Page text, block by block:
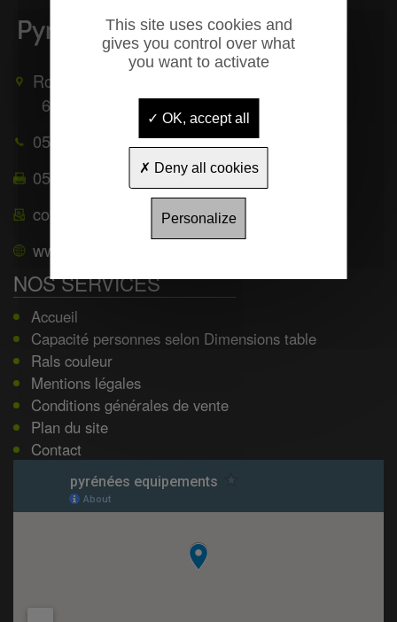
Route de Mauléon
65370
05 62 39 25 51
05 62 39 22 55
contact@pyrenees-equipements.com
www.pyrenees-equipements.com
NOS SERVICES
Accueil
Capacité personnes selon Dimensions table
Rals couleur
Mentions légales
Conditions générales de vente
Plan du site
Contact
This site uses cookies and
gives you control over what
you want to activate
OK, accept all
Deny all cookies
Personalize